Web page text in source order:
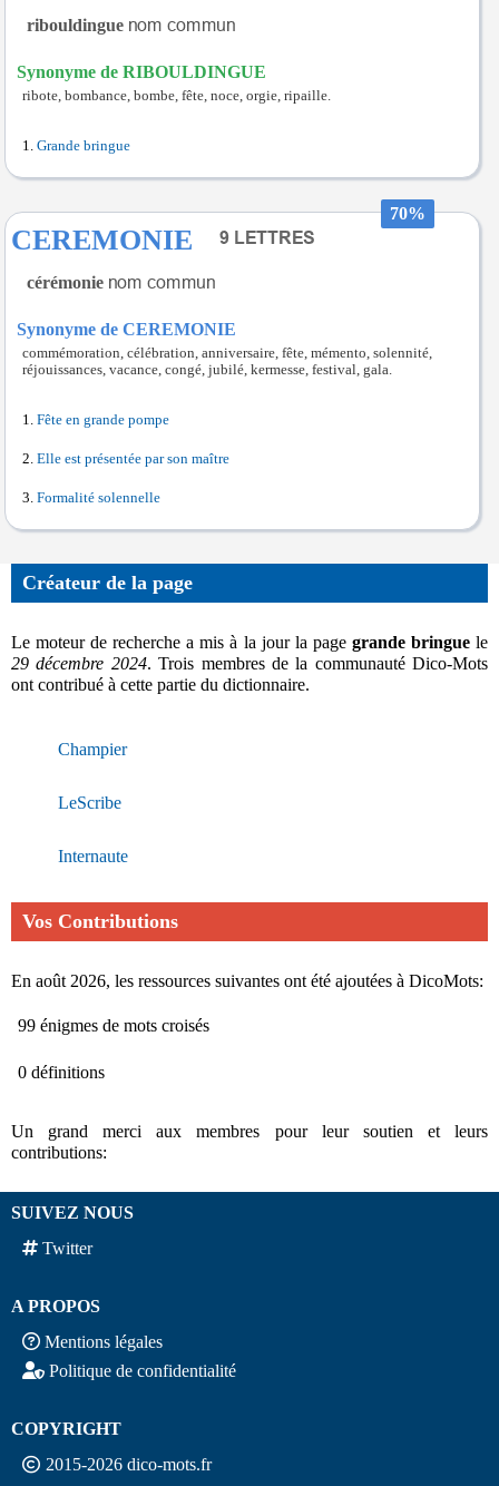
ribouldingue
Synonyme de RIBOULDINGUE
ribote, bombance, bombe, fête, noce, orgie, ripaille.
Grande bringue
70%
CEREMONIE
cérémonie
Synonyme de CEREMONIE
commémoration, célébration, anniversaire, fête, mémento, solennité,
réjouissances, vacance, congé, jubilé, kermesse, festival, gala.
Fête en grande pompe
Elle est présentée par son maître
Formalité solennelle
Créateur de la page
Le moteur de recherche a mis à la jour la page grande bringuele
29 décembre 2024. Trois membres de la communauté Dico-Mots
ont contribué à cette partie du dictionnaire.
Champier
LeScribe
Internaute
Vos Contributions
En août 2026, les ressources suivantes ont été ajoutées à DicoMots:
99 énigmes de mots croisés
0 définitions
Un grand merci aux membres pour leur soutien et leurs
contributions:
SUIVEZ NOUS
Twitter
A PROPOS
Mentions légales
Politique de confidentialité
COPYRIGHT
2015-2026 dico-mots.fr